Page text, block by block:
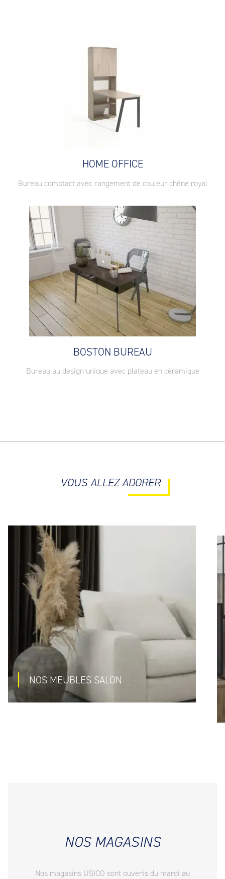
HOME OFFICE
Bureau comptact avec rangement de couleur chêne royal
BOSTON BUREAU
Bureau au design unique avec plateau en céramique
VOUS ALLEZ ADORER
NOS MEUBLES SALON
NOS MAGASINS
Nos magasins USICO sont ouverts du mardi au